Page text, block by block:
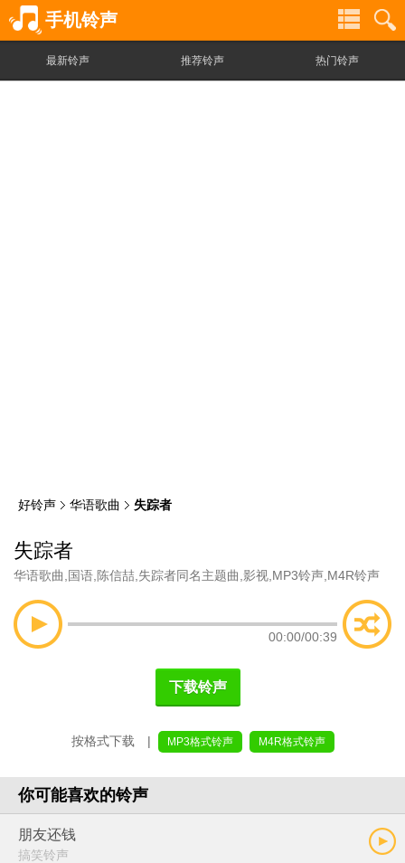
手机铃声
最新铃声 推荐铃声 热门铃声
好铃声 华语歌曲 失踪者
失踪者
华语歌曲 国语 陈信喆 失踪者同名主题曲 影视 MP3铃声 M4R铃声
00:00/00:39
下载铃声
按格式下载 | MP3格式铃声 M4R格式铃声
你可能喜欢的铃声
朋友还钱
搞笑铃声